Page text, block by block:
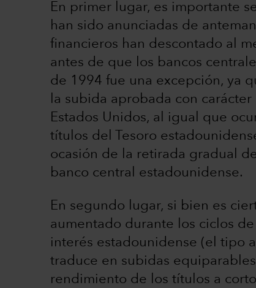
En primer lugar, es importante
han sido anunciadas de
financieros han descontado al
antes de que los bancos
de 1994 fue una excepción, ya
la subida aprobada con
Estados Unidos, al igual que
títulos del Tesoro
ocasión de la retirada gradual
banco central estadounidense.
En segundo lugar, si bien es
aumentado durante los ciclos
interés estadounidense (el tipo
traduce en subidas
rendimiento de los títulos a